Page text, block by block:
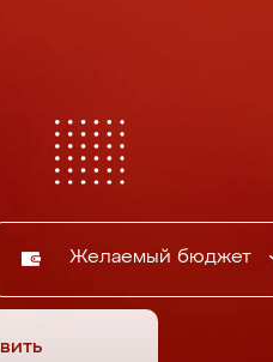
Желаемый бюджет